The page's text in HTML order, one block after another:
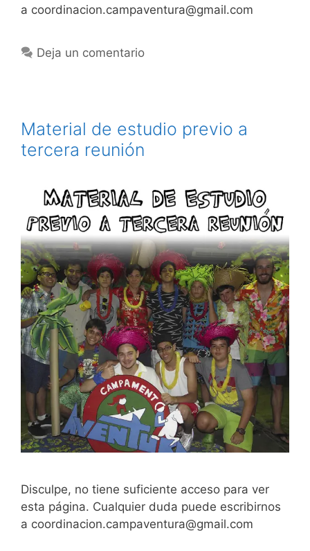
a coordinacion.campaventura@gmail.com
Deja un comentario
Material de estudio previo a
tercera reunión
Disculpe, no tiene suficiente acceso para ver
esta página. Cualquier duda puede escribirnos
a coordinacion.campaventura@gmail.com